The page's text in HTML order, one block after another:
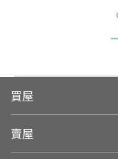
買屋
賣屋